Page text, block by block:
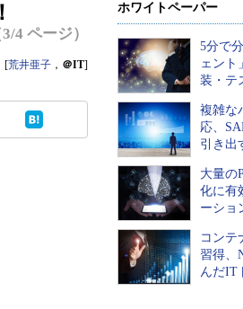
Database Expert
Master of IP Network
Security & Trust
3/4 ページ）
[荒井亜子 ， ＠IT]
ホワイトペーパー
5分で
ェント
装・テ
複雑な
応、
引き出
大量の
化に有
ーショ
コンテ
習得、
んだIT